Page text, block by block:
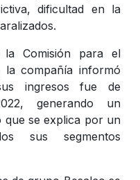
dificultad en la
Comisión para el
la compañía informó
ingresos fue de
generando un
que se explica por un
sus segmentos